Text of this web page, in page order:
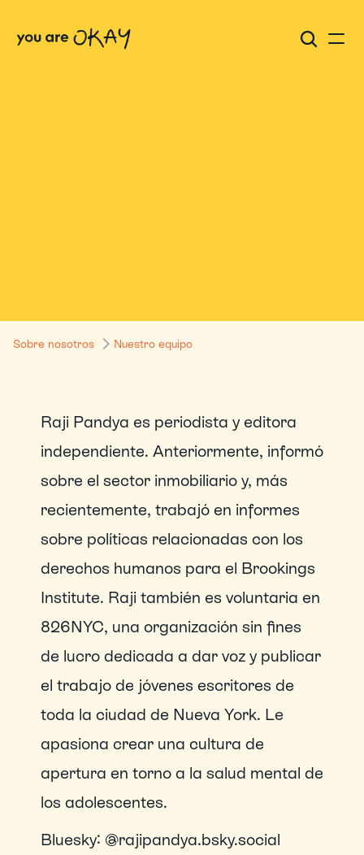
Sobre nosotros Nuestro equipo
Raji Pandya es periodista y editora
independiente. Anteriormente, informó
sobre el sector inmobiliario y, más
recientemente, trabajó en informes
sobre políticas relacionadas con los
derechos humanos para el Brookings
Institute. Raji también es voluntaria en
826NYC, una organización sin fines
de lucro dedicada a dar voz y publicar
el trabajo de jóvenes escritores de
toda la ciudad de Nueva York. Le
apasiona crear una cultura de
apertura en torno a la salud mental de
los adolescentes.
Bluesky: @rajipandya.bsky.social